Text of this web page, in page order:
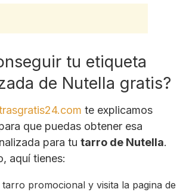
tu etiqueta
de Nutella gratis?
te explicamos
que puedas obtener esa
para tu tarro de Nutella.
aquí tienes:
promocional y visita la pagina de